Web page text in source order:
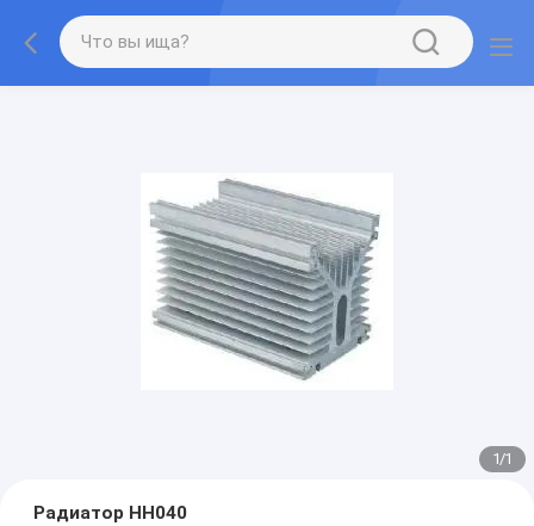
1/1
Радиатор HH040